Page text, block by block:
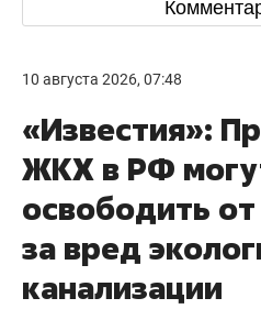
10 августа 2026, 07:48
«Известия»:
ЖКХ в РФ
освободить
за вред
канализации